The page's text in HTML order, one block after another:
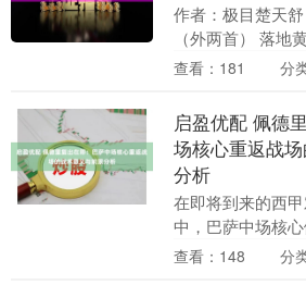
作者：极目楚天
（外两首） 落地
和禽。 莫名加罪
贪生一....
查看：181 分
启盈优配 佩德
场核心重返战
分析
在即将到来的西
中，巴萨中场核
多球迷和专家的关
查看：148 分